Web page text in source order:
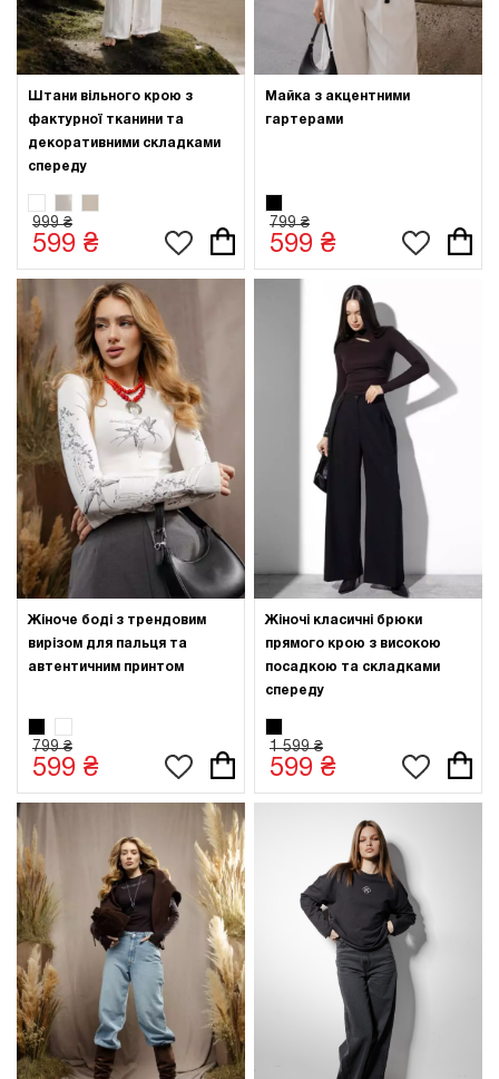
Штани вільного крою з
фактурної тканини та
декоративними складками
спереду
999 ₴
599 ₴
Майка з акцентними
гартерами
799 ₴
599 ₴
Жіноче боді з трендовим
вирізом для пальця та
автентичним принтом
799 ₴
599 ₴
Жіночі класичні брюки
прямого крою з високою
посадкою та складками
спереду
1 599 ₴
599 ₴